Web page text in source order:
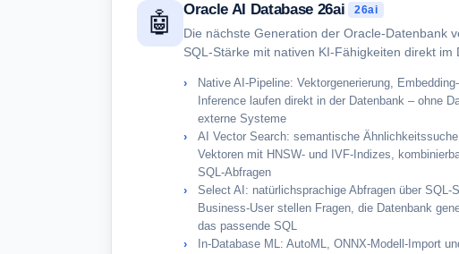
🤖 Oracle AI Database 26ai 26ai
Die nächste Generation der Oracle-Datenbank
SQL-Stärke mit nativen KI-Fähigkeiten direkt im
Native AI-Pipeline: Vektorgenerierung,
Inference laufen direkt in der Datenbank – ohne
externe Systeme
AI Vector Search: semantische
Vektoren mit HNSW- und IVF-Indizes,
SQL-Abfragen
Select AI: natürlichsprachige Abfragen über SQL-
Business-User stellen Fragen, die Datenbank
das passende SQL
In-Database ML: AutoML, ONNX-Modell-Import